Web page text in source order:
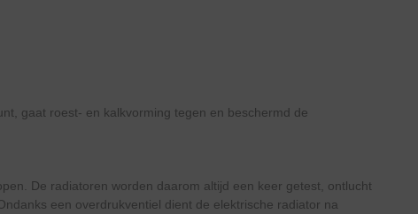
gaat roest- en kalkvorming tegen en beschermd de
De radiatoren worden daarom altijd een keer getest, ontlucht
een overdrukventiel dient de elektrische radiator na